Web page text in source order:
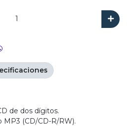
de dos dígitos.
(CD/CD-R/RW).